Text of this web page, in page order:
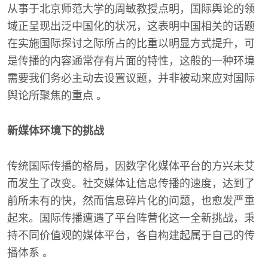
从事于北京师范大学的周敏教授点明，国际舆论的领
域正呈现出泛中国化的状况，这表明中国相关的话题
在实施国际探讨之际所占的比重以明显方式提升，可
是传播的内容通常存有片面的特性，这般的一种环境
需要我们务必主动去设置议题，并非被动来应对国际
舆论所聚焦的重点 。
新媒体环境下的挑战
传统国际传播的格局，因数字化媒体平台的方兴未艾
而发生了改变。社交媒体让信息传播的速度，达到了
前所未有的快，然而信息碎片化的问题，也愈发严重
起来。国际传播遭遇了平台阵营化这一全新挑战，秉
持不同价值观的媒体平台，各自构建起属于自己的传
播体系 。